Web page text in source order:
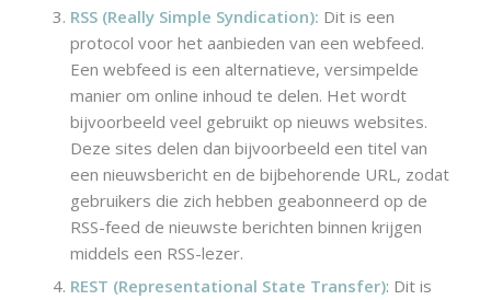
RSS (Really Simple Syndication): Dit is een
protocol voor het aanbieden van een webfeed.
Een webfeed is een alternatieve, versimpelde
manier om online inhoud te delen. Het wordt
bijvoorbeeld veel gebruikt op nieuws websites.
Deze sites delen dan bijvoorbeeld een titel van
een nieuwsbericht en de bijbehorende URL, zodat
gebruikers die zich hebben geabonneerd op de
RSS-feed de nieuwste berichten binnen krijgen
middels een RSS-lezer.
REST (Representational State Transfer): Dit is